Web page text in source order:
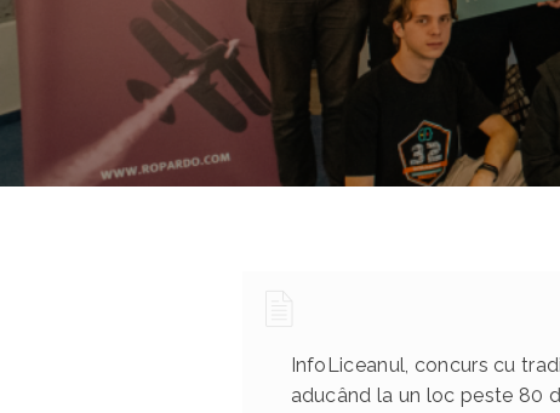
InfoLiceanul, concurs cu
aducând la un loc peste 80